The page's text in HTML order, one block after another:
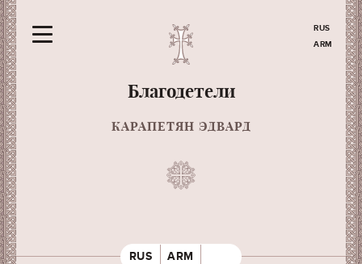
RUS
ARM
Благодетели
КАРАПЕТЯН ЭДВАРД
RUS ARM